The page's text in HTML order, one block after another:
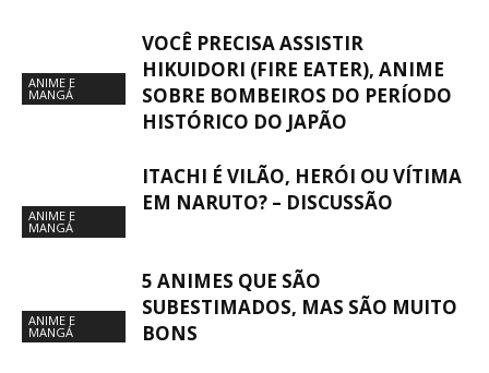
ANIME E
MANGÁ
VOCÊ PRECISA ASSISTIR
HIKUIDORI (FIRE EATER), ANIME
SOBRE BOMBEIROS DO PERÍODO
HISTÓRICO DO JAPÃO
ANIME E
MANGÁ
ITACHI É VILÃO, HERÓI OU VÍTIMA
EM NARUTO? – DISCUSSÃO
ANIME E
MANGÁ
5 ANIMES QUE SÃO
SUBESTIMADOS, MAS SÃO MUITO
BONS